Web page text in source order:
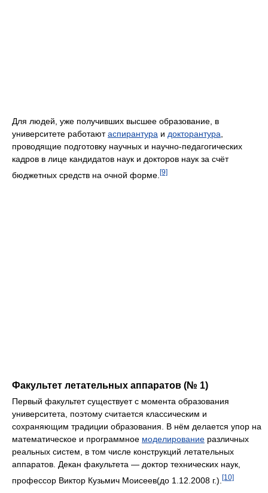
Для людей, уже получивших высшее образование, в
университете работаютаспирантура и докторантура
проводящие подготовку научных и научно-педагогических
кадров в лице кандидатов наук и докторов наук за счёт
бюджетных средств на очной форме. [9]
Факультет летательных аппаратов (№ 1)
Первый факультет существует с момента образования
университета, поэтому считается классическим и
сохраняющим традиции образования. В нём делается упор на
математическое и программное моделирование различных
реальных систем, в том числе конструкций летательных
аппаратов. Декан факультета — доктор технических наук,
профессор Виктор Кузьмич Моисеев(до 1.12.2008 г.). [10]